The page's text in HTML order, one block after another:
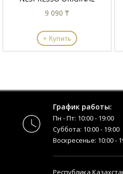
9 090 ₸
+ Купить
График работы:
Пн - Пт: 10:00 - 19:00
Суббота: 10:00 - 19:00
Воскресенье: 10:00 -
Республика